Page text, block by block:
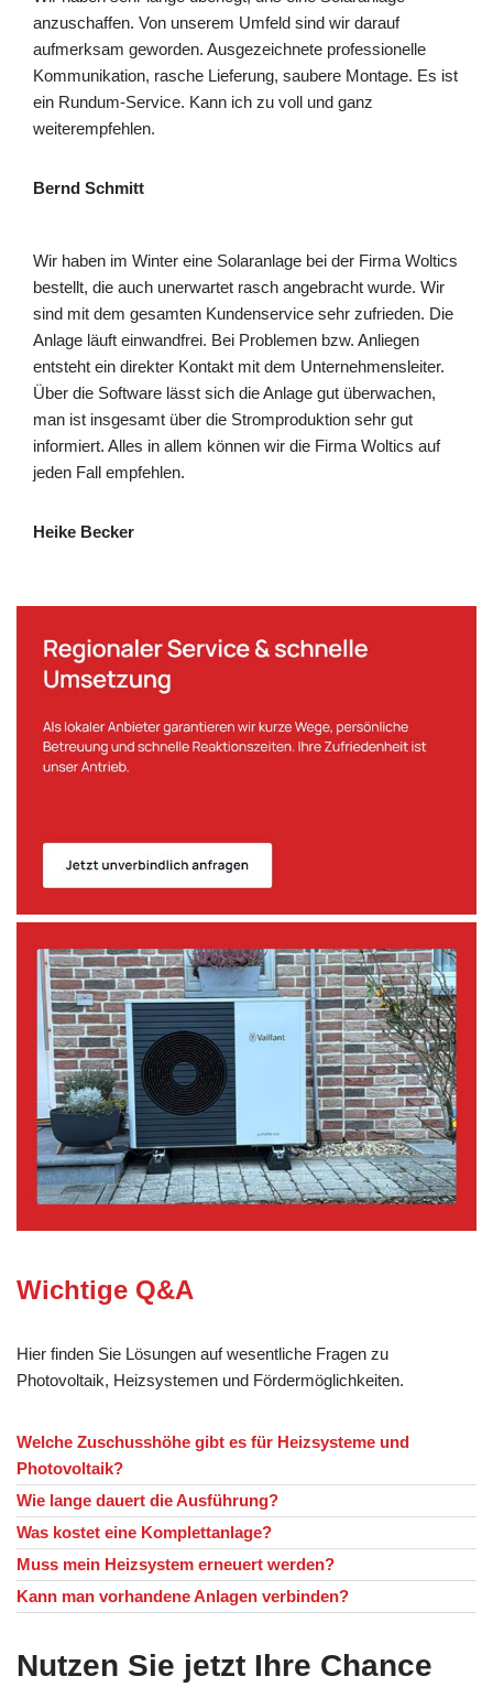
anzuschaffen. Von unserem Umfeld sind wir darauf
aufmerksam geworden. Ausgezeichnete professionelle
Kommunikation, rasche Lieferung, saubere Montage. Es ist
ein Rundum-Service. Kann ich zu voll und ganz
weiterempfehlen.
Bernd Schmitt
Wir haben im Winter eine Solaranlage bei der Firma Woltics
bestellt, die auch unerwartet rasch angebracht wurde. Wir
sind mit dem gesamten Kundenservice sehr zufrieden. Die
Anlage läuft einwandfrei. Bei Problemen bzw. Anliegen
entsteht ein direkter Kontakt mit dem Unternehmensleiter.
Über die Software lässt sich die Anlage gut überwachen,
man ist insgesamt über die Stromproduktion sehr gut
informiert. Alles in allem können wir die Firma Woltics auf
jeden Fall empfehlen.
Heike Becker
Wichtige Q&A
Hier finden Sie Lösungen auf wesentliche Fragen zu
Photovoltaik, Heizsystemen und Fördermöglichkeiten.
Welche Zuschusshöhe gibt es für Heizsysteme und
Photovoltaik?
Wie lange dauert die Ausführung?
Was kostet eine Komplettanlage?
Muss mein Heizsystem erneuert werden?
Kann man vorhandene Anlagen verbinden?
Nutzen Sie jetzt Ihre Chance